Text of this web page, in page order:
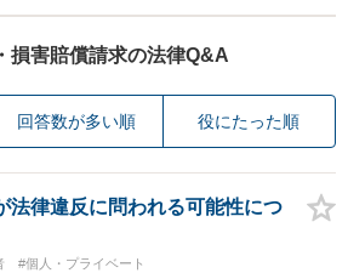
損害賠償請求の法律Q&A
回答数が多い順 役にたった順
法律違反に問われる可能性につ
#個人・プライベート